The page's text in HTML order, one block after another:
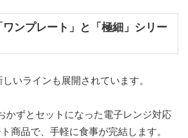
ンプレート」と「極細」シリー
いラインも展開されています。
かずとセットになった電子レンジ対応
商品で、手軽に食事が完結します。